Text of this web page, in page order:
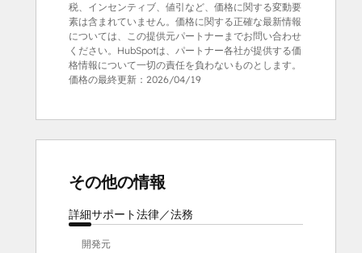
税、インセンティブ、値引など、価格に関する変動要
素は含まれていません。価格に関する正確な最新情報
については、この提供元パートナーまでお問い合わせ
ください。HubSpotは、パートナー各社が提供する価
格情報について一切の責任を負わないものとします。
価格の最終更新： 2026/04/19
その他の情報
詳細サポート法律／法務
開発元